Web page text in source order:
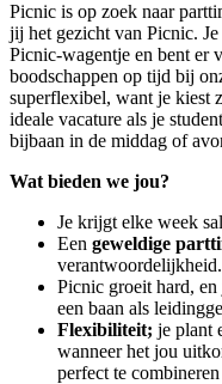
Picnic is op zoek naar
jij het gezicht van Picnic.
Picnic-wagentje en bent er
boodschappen op tijd bij
superflexibel, want je kiest
ideale vacature als je
bijbaan in de middag of
Wat bieden we jou?
Je krijgt elke week
Een geweldige
verantwoordelijkheid.
Picnic groeit hard,
een baan als
Flexibiliteit; je plant
wanneer het jou
perfect te